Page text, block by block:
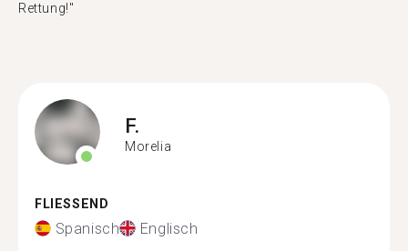
Rettung!"
F.
Morelia
FLIESSEND
Spanisch Englisch